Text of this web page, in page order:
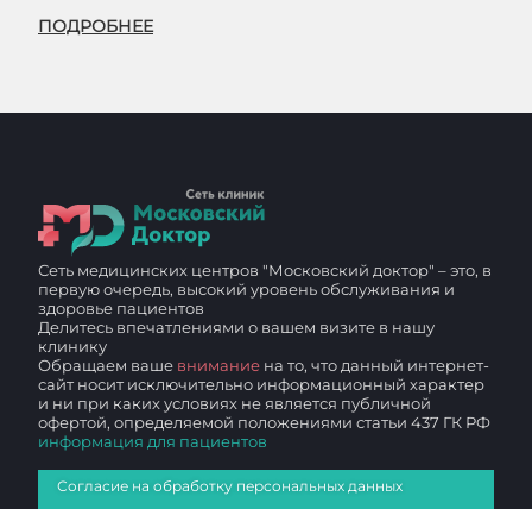
ПОДРОБНЕЕ
Сеть медицинских центров "Московский доктор" – это, в
первую очередь, высокий уровень обслуживания и
здоровье пациентов
Делитесь впечатлениями о вашем визите в нашу
клинику
Обращаем ваше внимание на то, что данный интернет-
сайт носит исключительно информационный характер
и ни при каких условиях не является публичной
офертой, определяемой положениями статьи 437 ГК РФ
информация для пациентов
Согласие на обработку персональных данных